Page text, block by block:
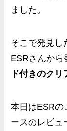
ました。
そこで発見し
ESRさんから
ド付きのクリ
本日はESRの
ースのレビュ